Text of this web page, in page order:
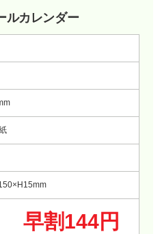
ルカレンダー
早割144円